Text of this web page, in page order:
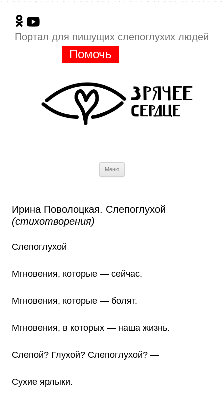
Портал для пишущих слепоглухих людей
Помочь
Меню
Ирина Поволоцкая. Слепоглухой
(стихотворения)
Слепоглухой
Мгновения, которые — сейчас.
Мгновения, которые — болят.
Мгновения, в которых — наша жизнь.
Слепой? Глухой? Слепоглухой? —
Сухие ярлыки.